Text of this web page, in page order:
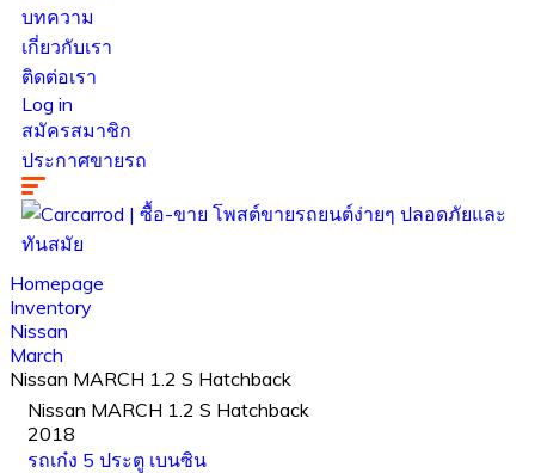
บทความ
เกี่ยวกับเรา
ติดต่อเรา
Log in
สมัครสมาชิก
ประกาศขายรถ
Homepage
Inventory
Nissan
March
Nissan MARCH 1.2 S Hatchback
Nissan MARCH 1.2 S Hatchback
2018
รถเก๋ง 5 ประตู เบนซิน